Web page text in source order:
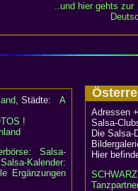
..und hier gehts zur
, Städte: A
!
Salsa-
Salsa-Kalender:
Ergänzungen
Adressen
Salsa-
Die
Hier